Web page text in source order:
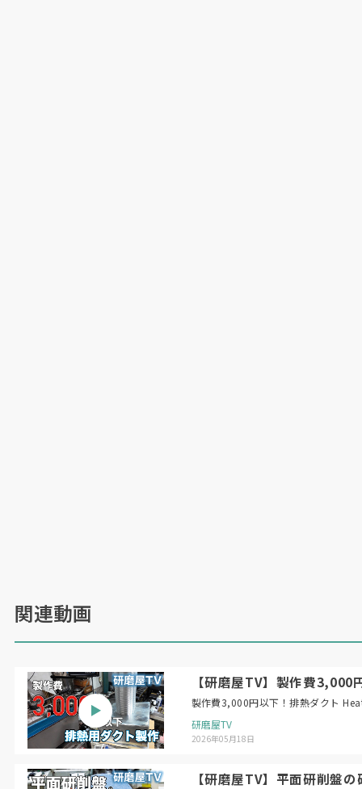
関連動画
【研磨屋TV】製作費
製作
研磨屋TV
2026年05月18日
【研磨屋TV】平面研削